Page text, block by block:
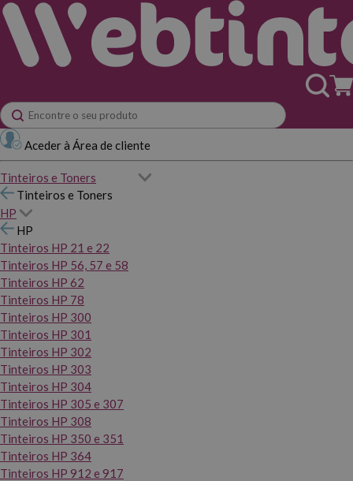
Aceder à Área de cliente
Tinteiros e Toners
Tinteiros e Toners
HP
HP
Tinteiros HP 21 e 22
Tinteiros HP 56, 57 e 58
Tinteiros HP 62
Tinteiros HP 78
Tinteiros HP 300
Tinteiros HP 301
Tinteiros HP 302
Tinteiros HP 303
Tinteiros HP 304
Tinteiros HP 305 e 307
Tinteiros HP 308
Tinteiros HP 350 e 351
Tinteiros HP 364
Tinteiros HP 912 e 917